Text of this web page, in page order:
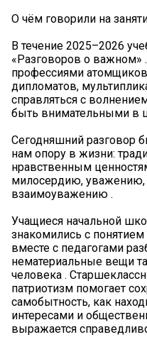
О чём говорили на
В течение 2025–2026
«Разговоров о важном»
профессиями
дипломатов,
справляться с
быть внимательными в
Сегодняшний разговор
нам опору в жизни:
нравственным
милосердию, уважению,
взаимоуважению .
Учащиеся начальной
знакомились с
вместе с педагогами
нематериальные вещи
человека .
патриотизм помогает
самобытность, как
интересами и
выражается